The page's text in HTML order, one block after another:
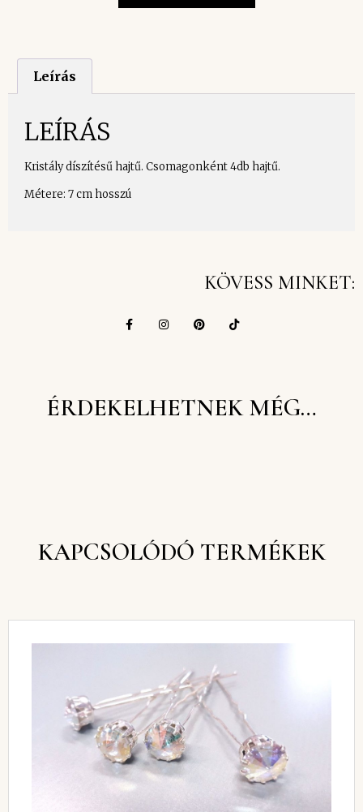
Leírás
LEÍRÁS
Kristály díszítésű hajtű. Csomagonként 4db hajtű.
Métere: 7 cm hosszú
KÖVESS MINKET:
ÉRDEKELHETNEK MÉG…
KAPCSOLÓDÓ TERMÉKEK